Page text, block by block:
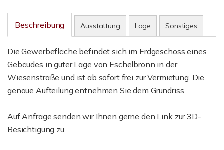
Beschreibung Ausstattung Lage Sonstiges
Die Gewerbefläche befindet sich im Erdgeschoss eines
Gebäudes in guter Lage von Eschelbronn in der
Wiesenstraße und ist ab sofort frei zur Vermietung. Die
genaue Aufteilung entnehmen Sie dem Grundriss.
Auf Anfrage senden wir Ihnen gerne den Link zur 3D-
Besichtigung zu.